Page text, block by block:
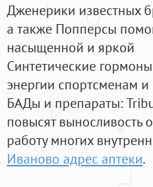
Дженерики известных
а также Попперсы
насыщенной и яркой
Синтетические
энергии спортсменам
БАДы и препараты:
повысят выносливость
работу многих
Иваново адрес аптеки.